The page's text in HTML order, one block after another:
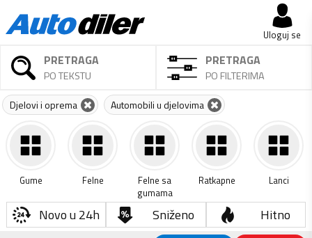
Uloguj se
PRETRAGA
PO TEKSTU
PRETRAGA
PO FILTERIMA
Djelovi i oprema Automobili u djelovima
Gume Felne
Felne sa
gumama
Ratkapne Lanci
Novo u 24h Sniženo Hitno